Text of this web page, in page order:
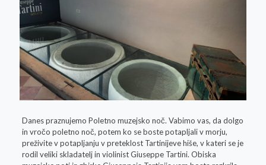
Danes praznujemo Poletno muzejsko noč. Vabimo vas, da dolgo
in vročo poletno noč, potem ko se boste potapljali v morju,
preživite v potapljanju v preteklost Tartinijeve hiše, v kateri se je
rodil veliki skladatelj in violinist Giuseppe Tartini. Obiska